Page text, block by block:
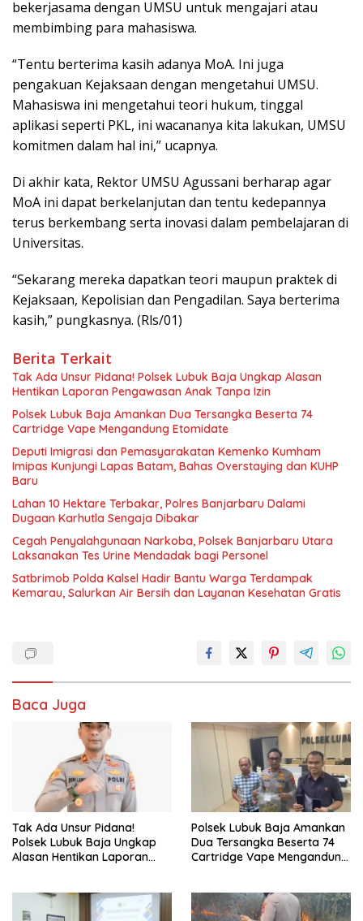
bekerjasama dengan UMSU untuk mengajari atau
membimbing para mahasiswa.
“Tentu berterima kasih adanya MoA. Ini juga
pengakuan Kejaksaan dengan mengetahui UMSU.
Mahasiswa ini mengetahui teori hukum, tinggal
aplikasi seperti PKL, ini wacananya kita lakukan, UMSU
komitmen dalam hal ini,” ucapnya.
Di akhir kata, Rektor UMSU Agussani berharap agar
MoA ini dapat berkelanjutan dan tentu kedepannya
terus berkembang serta inovasi dalam pembelajaran di
Universitas.
“Sekarang mereka dapatkan teori maupun praktek di
Kejaksaan, Kepolisian dan Pengadilan. Saya berterima
kasih,” pungkasnya. (Rls/01)
Berita Terkait
Tak Ada Unsur Pidana! Polsek Lubuk Baja Ungkap Alasan
Hentikan Laporan Pengawasan Anak Tanpa Izin
Polsek Lubuk Baja Amankan Dua Tersangka Beserta 74
Cartridge Vape Mengandung Etomidate
Deputi Imigrasi dan Pemasyarakatan Kemenko Kumham
Imipas Kunjungi Lapas Batam, Bahas Overstaying dan KUHP
Baru
Lahan 10 Hektare Terbakar, Polres Banjarbaru Dalami
Dugaan Karhutla Sengaja Dibakar
Cegah Penyalahgunaan Narkoba, Polsek Banjarbaru Utara
Laksanakan Tes Urine Mendadak bagi Personel
Satbrimob Polda Kalsel Hadir Bantu Warga Terdampak
Kemarau, Salurkan Air Bersih dan Layanan Kesehatan Gratis
Baca Juga
Tak Ada Unsur Pidana!
Polsek Lubuk Baja Ungkap
Alasan Hentikan Laporan
Polsek Lubuk Baja Amankan
Dua Tersangka Beserta 74
Cartridge Vape Mengandung